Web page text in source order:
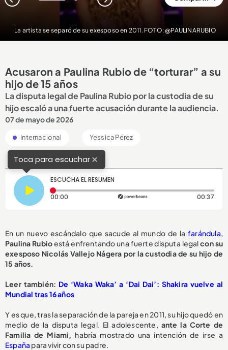
La artista se separó de su exesposo en 2011. FOTO: @PAULINARUBIO
Acusaron a Paulina Rubio de “torturar” a su
hijo de 15 años
La disputa legal de Paulina Rubio por la custodia de su
hijo escaló a una fuerte acusación durante la audiencia.
07 de mayo de 2026
Internacional Yessica Pérez
Toca para escuchar×
ESCUCHA EL RESUMEN
00:00 Tiempo transcurrido: 0 segundos 00:37
En un nuevo escándalo que sacude al mundo de la farándula,
Paulina Rubioestá enfrentando una fuerte disputa legalcon su
exesposo Nicolás Vallejo Nágera por la custodia de su hijo de
15 años.
Leer también: De ‘Waka Waka’ a ‘Dai Dai’: Shakira vuelve al
Mundial tras 16 años
Y es que, tras la separación de la pareja en 2011, su hijo quedó en
medio de la disputa legal. El adolescente, ante la Corte de
Familia de Miami, habría mostrado una intención de irse a
España para vivir con su padre.